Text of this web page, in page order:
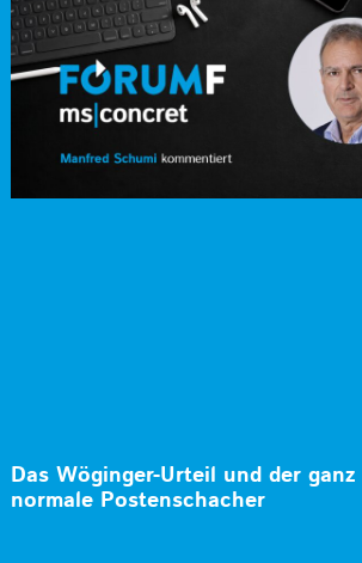
Das Wöginger-Urteil und der ganz
normale Postenschacher